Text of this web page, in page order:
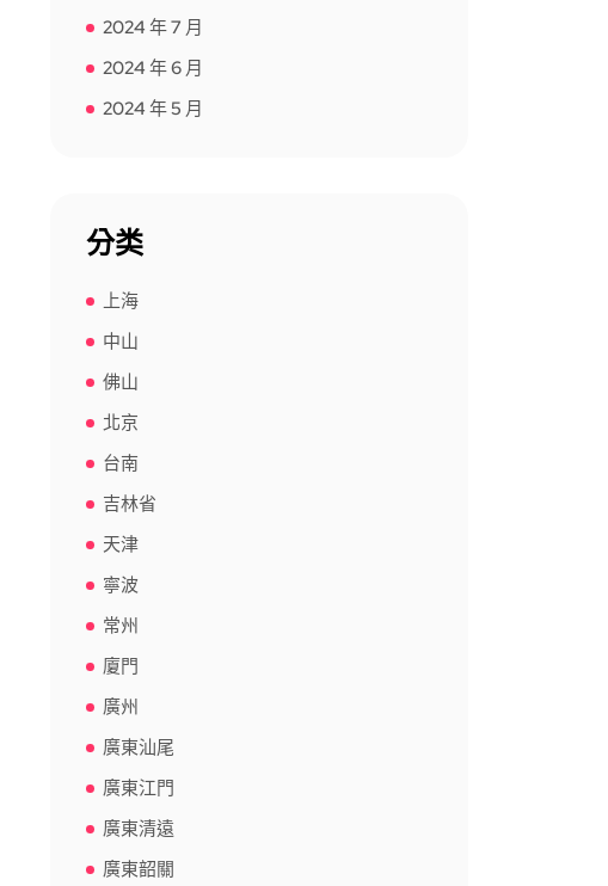
2024 年 7 月
2024 年 6 月
2024 年 5 月
分类
上海
中山
佛山
北京
台南
吉林省
天津
寧波
常州
廈門
廣州
廣東汕尾
廣東江門
廣東清遠
廣東韶關